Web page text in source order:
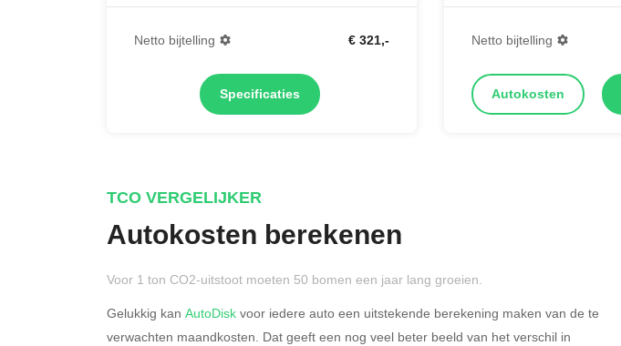
Netto bijtelling € 321,-
Specificaties
Netto bijtelling
Autokosten
TCO VERGELIJKER
Autokosten berekenen
Voor 1 ton CO2-uitstoot moeten 50 bomen een jaar lang groeien.
Gelukkig kan AutoDisk voor iedere auto een uitstekende berekening maken van de te
verwachten maandkosten. Dat geeft een nog veel beter beeld van het verschil in